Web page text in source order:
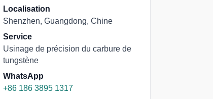
Localisation
Shenzhen, Guangdong, Chine
Service
Usinage de précision du carbure de
tungstène
WhatsApp
+86 186 3895 1317